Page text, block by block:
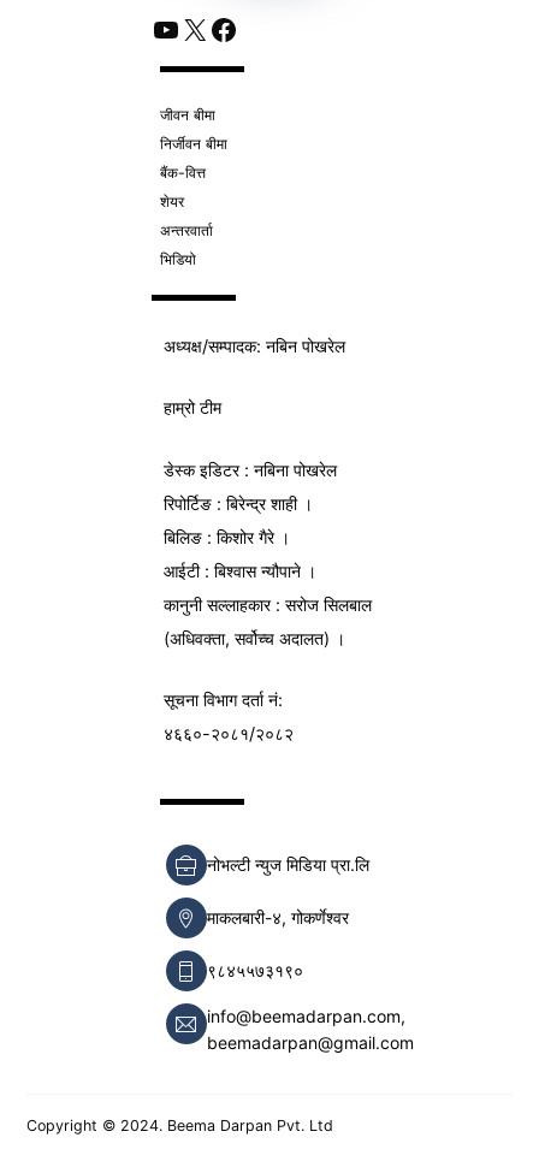
YouTube
X Facebook
जीवन बीमा
निर्जीवन बीमा
बैंक-वित्त
शेयर
अन्तरवार्ता
भिडियो
अध्यक्ष/सम्पादक: नबिन पोखरेल
हाम्रो टीम
डेस्क इडिटर : नबिना पोखरेल
रिपोर्टिङ : बिरेन्द्र शाही ।
बिलिङ : किशोर गैरे ।
आईटी : बिश्वास न्यौपाने ।
कानुनी सल्लाहकार : सरोज सिलबाल
(अधिवक्ता, सर्वोच्च अदालत) ।
सूचना विभागदर्ता नं:
४६६०-२०८१/२०८२
नोभल्टी न्युज मिडिया प्रा.लि
माकलबारी-४, गोकर्णेश्वर
९८४५५७३१९०
info@beemadarpan.com,
beemadarpan@gmail.com
Copyright © 2024. Beema Darpan Pvt. Ltd